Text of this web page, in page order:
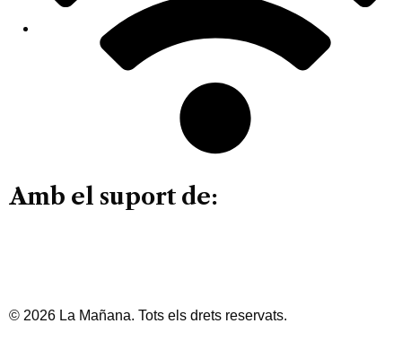
Amb el suport de:
© 2026 La Mañana. Tots els drets reservats.